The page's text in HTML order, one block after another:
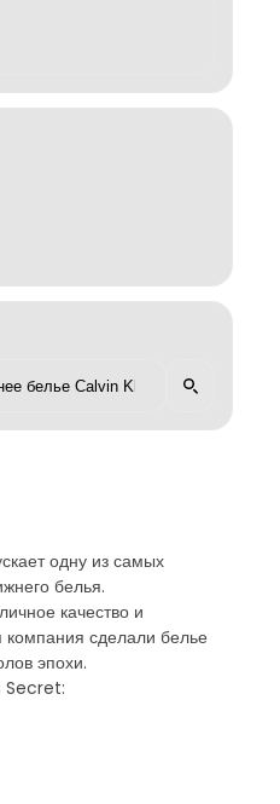
одну из самых
белья.
качество и
сделали белье
эпохи.
Secret: